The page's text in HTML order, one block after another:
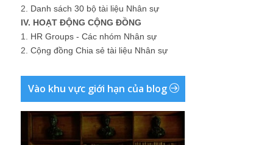
2. Danh sách 30 bộ tài liệu Nhân sự
IV. HOẠT ĐỘNG CỘNG ĐỒNG
1. HR Groups - Các nhóm Nhân sự
2. Cộng đồng Chia sẻ tài liệu Nhân sự
Vào khu vực giới hạn của blog